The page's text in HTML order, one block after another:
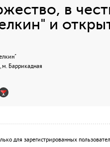
в
и
м. Баррикадная
для зарегистрированных